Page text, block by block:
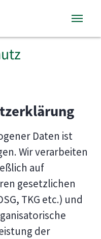
Daten ist
Wir verarbeiten
auf
gesetzlichen
TKG etc.) und
der